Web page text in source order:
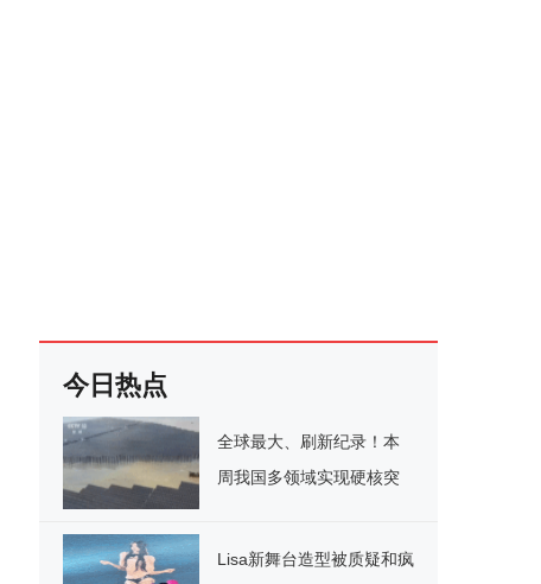
今日热点
全球最大、刷新纪录！本
周我国多领域实现硬核突
Lisa新舞台造型被质疑和疯